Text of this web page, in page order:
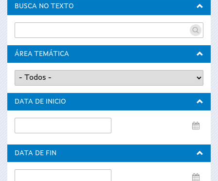
BUSCA NO TEXTO
ÁREA TEMÁTICA
DATA DE INICIO
de
DATA DE FIN